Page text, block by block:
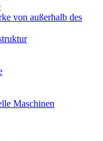
von außerhalb des
Maschinen